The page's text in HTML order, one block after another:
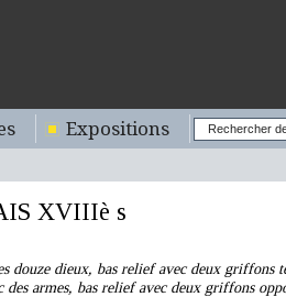
Expositions
XVIIIè s
douze dieux, bas relief avec deux griffons
des armes, bas relief avec deux griffons